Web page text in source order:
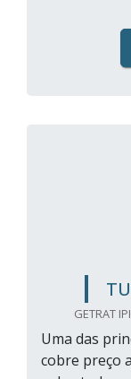
GETRAT
Uma das
cobre preço